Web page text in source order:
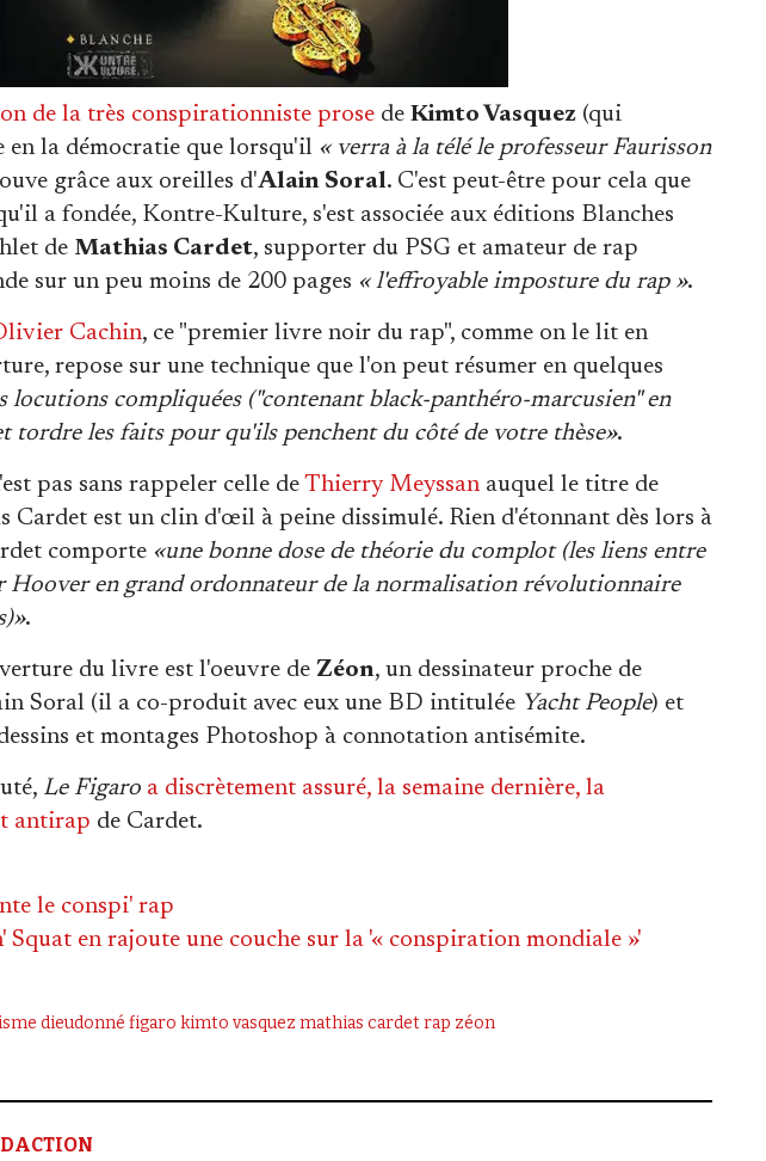
de la très conspirationniste prose de Kimto Vasquez (qui
en la démocratie que lorsqu'il « verra à la télé le professeur Faurisson
grâce aux oreilles d'Alain Soral. C'est peut-être pour cela que
a fondée, Kontre-Kulture, s'est associée aux éditions Blanches
de Mathias Cardet, supporter du PSG et amateur de rap
sur un peu moins de 200 pages « l'effroyable imposture du rap ».
Cachin, ce "premier livre noir du rap", comme on le lit en
repose sur une technique que l'on peut résumer en quelques
locutions compliquées ("contenant black-panthéro-marcusien" en
tordre les faits pour qu'ils penchent du côté de votre thèse».
pas sans rappeler celle de Thierry Meyssanauquel le titre de
Cardet est un clin d'œil à peine dissimulé. Rien d'étonnant dès lors à
comporte «une bonne dose de théorie du complot (les liens entre
Hoover en grand ordonnateur de la normalisation révolutionnaire
.
du livre est l'oeuvre de Zéon, un dessinateur proche de
Soral (il a co-produit avec eux une BD intitulée Yacht People) et
et montages Photoshop à connotation antisémite.
Le Figaro a discrètement assuré, la semaine dernière, la
antirap de Cardet.
le conspi' rap
en rajoute une couche sur la '« conspiration mondiale »'
dieudonné figaro kimto vasquez mathias cardetrap zéon